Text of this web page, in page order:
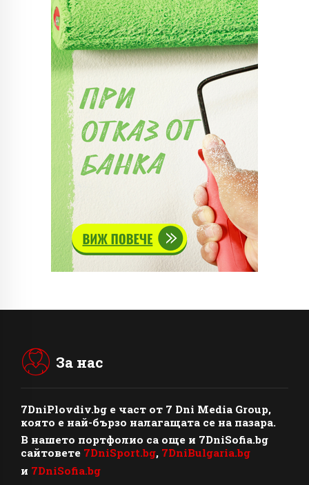
За нас
7DniPlovdiv.bg e част от 7 Dni Media Group,
която е най-бързо налагащата се на пазара.
В нашето портфолио са още и 7DniSofia.bg
сайтовете 7DniSport.bg, 7DniBulgaria.bg
и 7DniSofia.bg